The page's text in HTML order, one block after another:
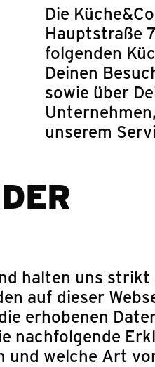
Die
Hauptstraße
folgenden
Deinen
sowie über
unserem
halten uns strikt
auf dieser
erhobenen
nachfolgende
und welche Art